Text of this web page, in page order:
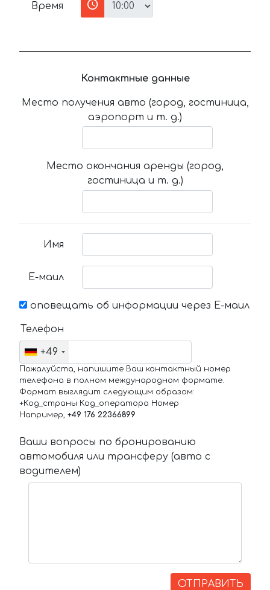
Время
Контактные данные
Место получения авто (город, гостиница,
аэропорт и т. д.)
Место окончания аренды (город,
гостиница и т. д.)
Имя
Е-маил
оповещать об информации через Е-маил
Телефон
+49
Пожалуйста, напишите Ваш контактный номер
телефона в полном международном формате.
Формат выглядит следующим образом:
+Код_страны Код_оператора Номер
Например, +49 176 22366899
Ваши вопросы по бронированию
автомобиля или трансферу (авто с
водителем)
ОТПРАВИТЬ